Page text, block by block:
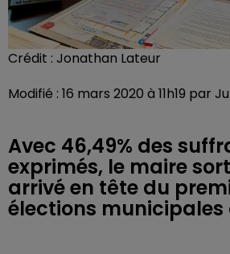
Crédit : Jonathan Lateur
Modifié : 16 mars 2020 à 11h19 par
Avec 46,49% des
exprimés, le maire
arrivé en tête du
élections municipales